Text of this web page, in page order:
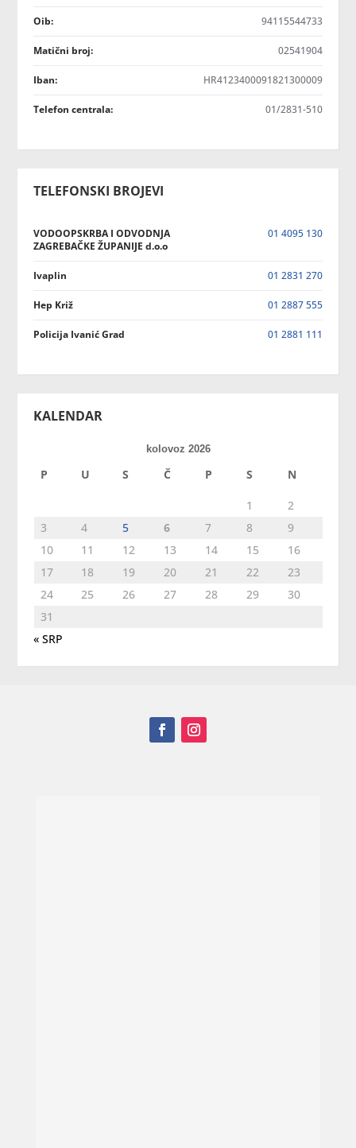
Oib: 94115544733
Matični broj: 02541904
Iban: HR4123400091821300009
Telefon centrala: 01/2831-510
TELEFONSKI BROJEVI
VODOOPSKRBA I ODVODNJA
ZAGREBAČKE ŽUPANIJE d.o.o
01 4095 130
Ivaplin 01 2831 270
Hep Križ 01 2887 555
Policija Ivanić Grad 01 2881 111
KALENDAR
kolovoz 2026
P U S Č P S N
1
2
3
4 5 6 7 8
9
10
11 12 13 14 15
16
17
18 19 20 21 22
23
24
25 26 27 28 29
30
31
« SRP